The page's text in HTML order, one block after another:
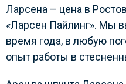
Ларсена – цена в
«Ларсен Пайлинг». Мы
время года, в любую
опыт работы в